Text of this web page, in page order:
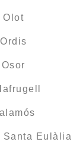
Olot
Santa Eulàlia